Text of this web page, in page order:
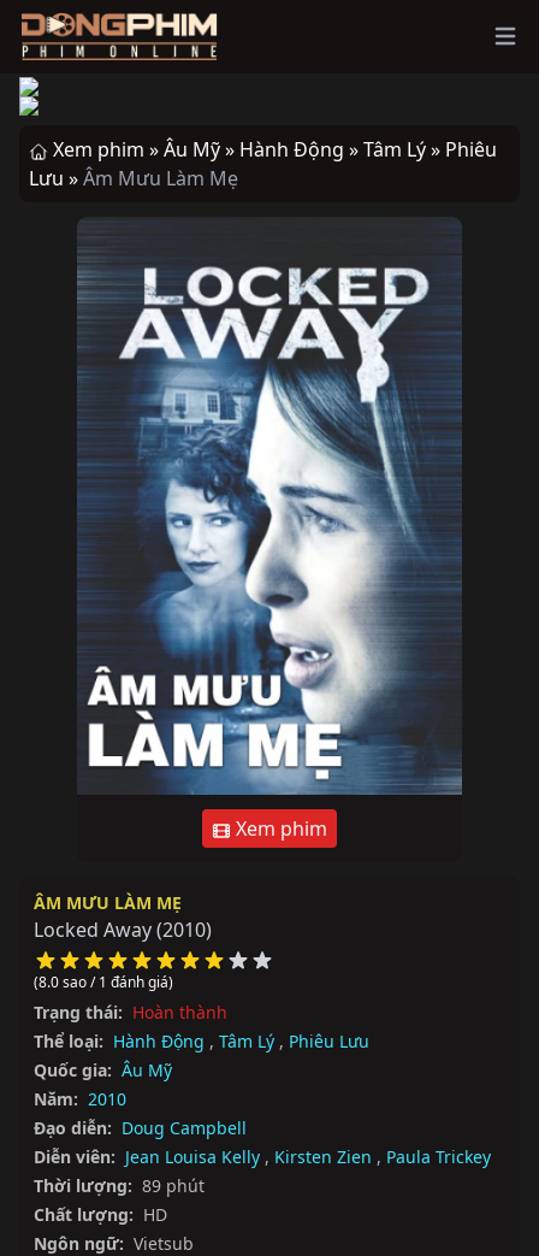
Xem phim »Âu Mỹ » Hành Động »Tâm Lý » Phiêu
Lưu »Âm Mưu Làm Mẹ
Xem phim
ÂM MƯU LÀM MẸ
Locked Away(2010)
(8.0 sao / 1 đánh giá)
Trạng thái: Hoàn thành
Thể loại: Hành Động , Tâm Lý , Phiêu Lưu
Quốc gia: Âu Mỹ
Năm: 2010
Đạo diễn: Doug Campbell
Diễn viên: Jean Louisa Kelly , Kirsten Zien , Paula Trickey
Thời lượng: 89 phút
Chất lượng: HD
Ngôn ngữ: Vietsub